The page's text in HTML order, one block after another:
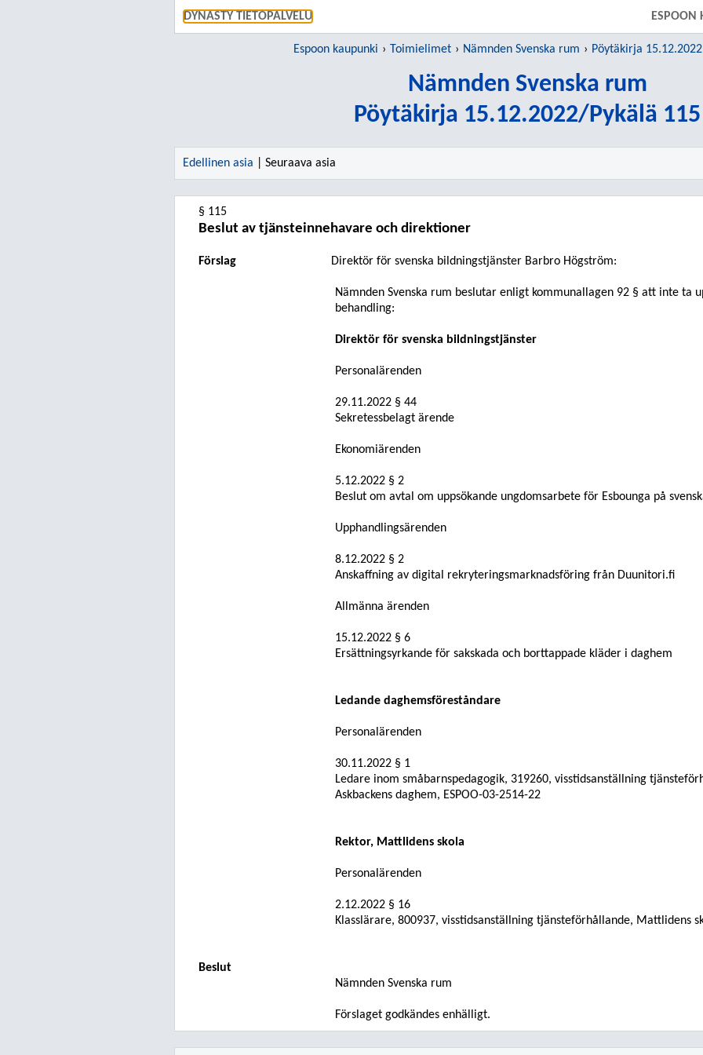
DYNASTY TIETOPALVELU ESPOON
Espoon kaupunki Toimielimet Nämnden Svenska rum Pöytäkirja 15.12.2022
Nämnden Svenska rum
Pöytäkirja 15.12.2022/Pykälä 115
Edellinen asia | Seuraava asia
§ 115
Beslut av tjänsteinnehavare och direktioner
Förslag Direktör för svenska bildningstjänster Barbro Högström:
Nämnden Svenska rum beslutar enligt kommunallagen 92 § att inte ta
behandling:
Direktör för svenska bildningstjänster
Personalärenden
29.11.2022 § 44
Sekretessbelagt ärende
Ekonomiärenden
5.12.2022 § 2
Beslut om avtal om uppsökande ungdomsarbete för Esbounga på
Upphandlingsärenden
8.12.2022§ 2
Anskaffning av digital rekryteringsmarknadsföring från Duunitori.fi
Allmänna ärenden
15.12.2022 § 6
Ersättningsyrkande för sakskada och borttappade kläder i daghem
Ledande daghemsföreståndare
Personalärenden
30.11.2022 § 1
Ledare inom småbarnspedagogik, 319260, visstidsanställning
Askbackens daghem, ESPOO-03-2514-22
Rektor, Mattlidens skola
Personalärenden
2.12.2022§ 16
Klasslärare, 800937, visstidsanställning tjänsteförhållande, Mattlidens
Beslut
Nämnden Svenska rum
Förslaget godkändes enhälligt.